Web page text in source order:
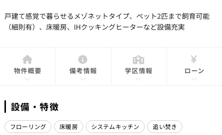
戸建て感覚で暮らせるメゾネットタイプ、ペット2匹まで飼育可能
（細則有）、床暖房、IHクッキングヒーターなど設備充実
物件概要 備考情報 学区情報 ローン
設備・特徴
フローリング 床暖房 システムキッチン
追い焚き